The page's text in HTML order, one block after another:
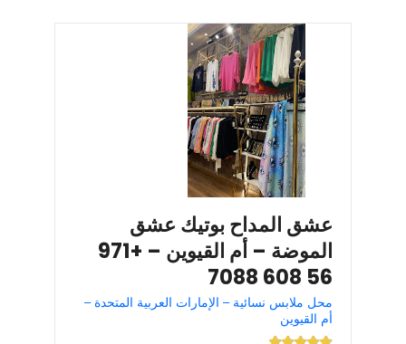
عشق المداح بوتيك عشق
الموضة – أم القيوين – +971
56 608 7088
محل ملابس نسائية – الإمارات العربية المتحدة –
أم القيوين